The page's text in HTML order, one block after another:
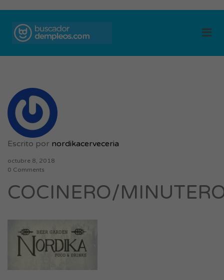
Escrito por nordikacerveceria
octubre 8, 2018
0 Comments
COCINERO/